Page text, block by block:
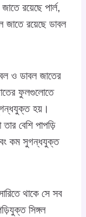
রয়েছে পার্ল,
জাতে রয়েছে ডাবল
ও ডাবল জাতের
ফুলগুলোতে
হয়।
বেশি পাপড়ি
কম সুগন্ধযুক্ত
থাকে সে সব
সিঙ্গল